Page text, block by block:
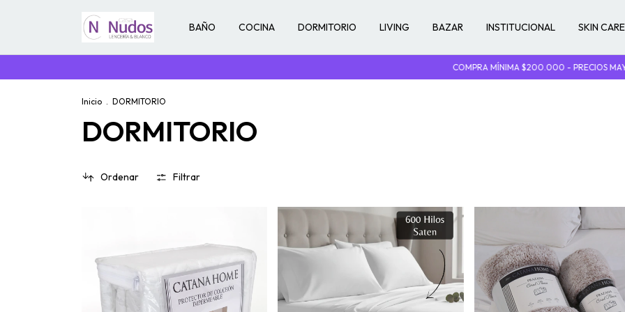
BAÑO COCINA DORMITORIO LIVING BAZAR INSTITUCIONAL SKIN CARE
COMPRA MÍNIMA $200.000 - PRECIOS MAYORISTAS - RECIBÍ
Inicio . DORMITORIO
DORMITORIO
Ordenar Filtrar